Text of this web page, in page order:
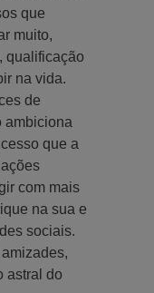
que
muito,
qualificação
na vida.
de
ambiciona
que a
com mais
na sua e
sociais.
astral do